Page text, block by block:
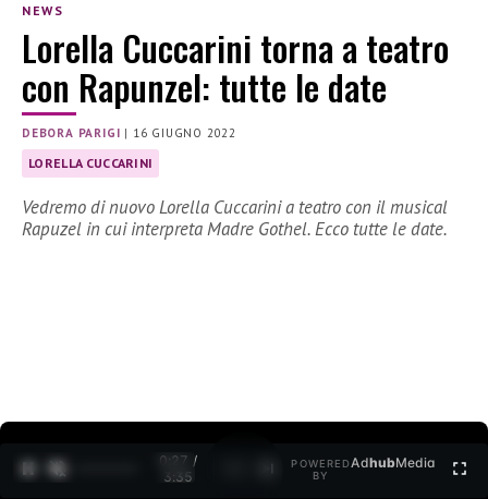
NEWS
Lorella Cuccarini torna a teatro
con Rapunzel: tutte le date
DEBORA PARIGI | 16 GIUGNO 2022
LORELLA CUCCARINI
Vedremo di nuovo Lorella Cuccarini a teatro con il musical
Rapuzel in cui interpreta Madre Gothel. Ecco tutte le date.
0:27 /
3:35
POWERED
BY
AdhubMedia